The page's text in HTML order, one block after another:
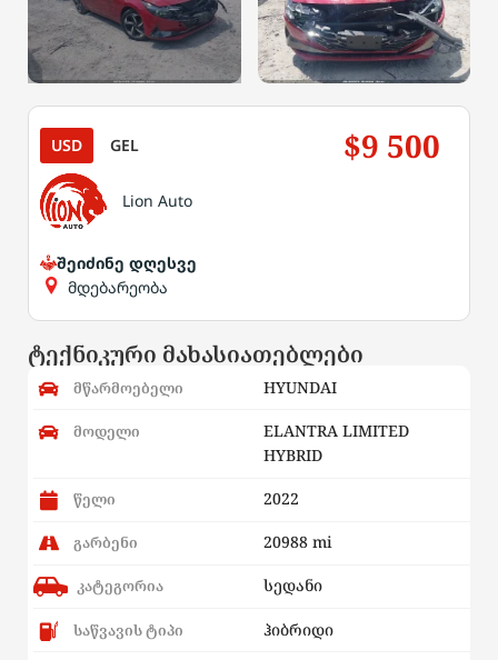
USD GEL $9 500
Lion Auto
შეიძინე დღესვე
მდებარეობა
ტექნიკური მახასიათებლები
მწარმოებელი HYUNDAI
მოდელი
ELANTRA LIMITED
HYBRID
წელი 2022
გარბენი 20988 mi
კატეგორია სედანი
საწვავის ტიპი ჰიბრიდი